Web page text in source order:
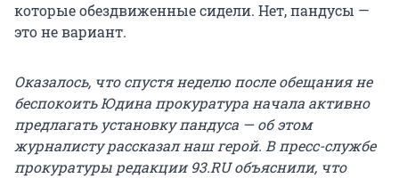
которые обездвиженные сидели. Нет, пандусы —
это не вариант.
Оказалось, что спустя неделю после обещания не
беспокоить Юдина прокуратура начала активно
предлагать установку пандуса — об этом
журналисту рассказал наш герой. В пресс-службе
прокуратуры редакции 93.RU объяснили, что